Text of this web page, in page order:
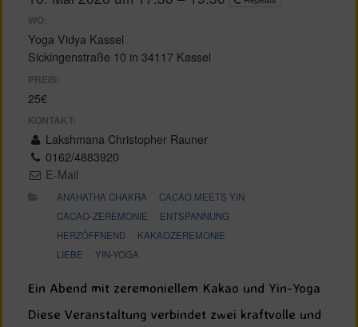
WO:
Yoga Vidya Kassel
Sickingenstraße 10 in 34117 Kassel
PREIS:
25€
KONTAKT:
Lakshmana Christopher Rauner
0162/4883920
E-Mail
ANAHATHA CHAKRA
CACAO MEETS YIN
CACAO-ZEREMONIE
ENTSPANNUNG
HERZÖFFNEND
KAKAOZEREMONIE
LIEBE
YIN-YOGA
Ein Abend mit zeremoniellem Kakao und Yin-Yoga
Diese Veranstaltung verbindet zwei kraftvolle und